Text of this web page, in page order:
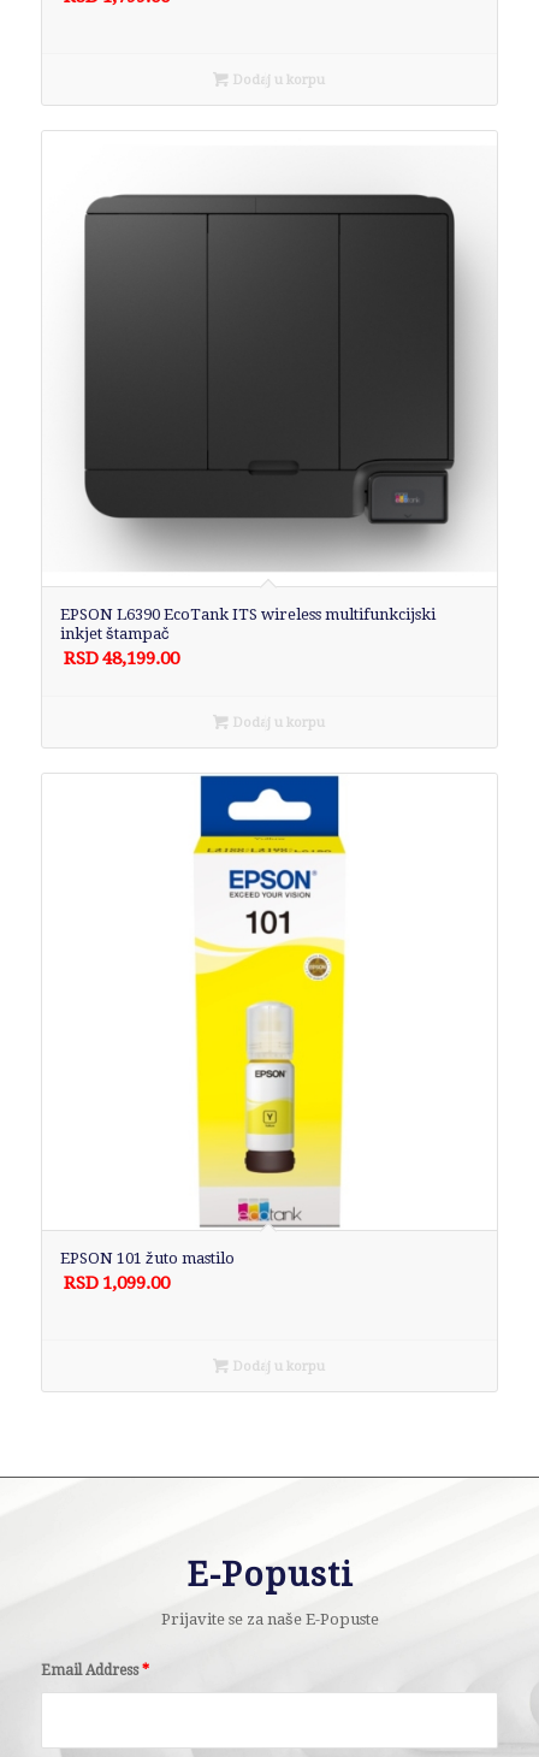
Dodaj u korpu
EPSON L6390 EcoTank ITS wireless multifunkcijski
inkjet štampač
RSD48,199.00
Dodaj u korpu
EPSON 101 žuto mastilo
RSD 1,099.00
Dodaj u korpu
E-Popusti
Prijavite se za naše E-Popuste
Email Address*